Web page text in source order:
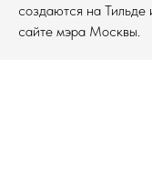
создаются на Тильде
сайте мэра Москвы.